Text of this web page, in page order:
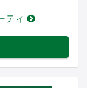
ティ